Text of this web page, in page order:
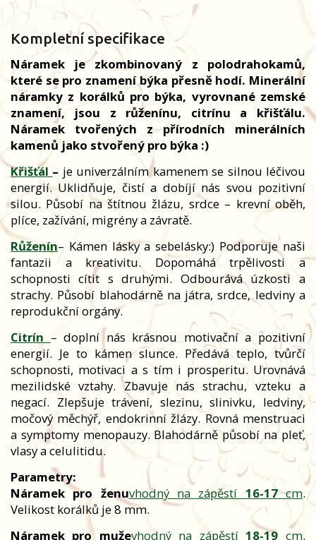
Kompletní specifikace
Náramek je zkombinovaný z polodrahokamů,
které se pro znamení býka přesně hodí. Minerální
náramky z korálků pro býka, vyrovnané zemské
znamení, jsou z růženínu, citrínu a křišťálu.
Náramek tvořených z přírodních minerálních
kamenů jako stvořený pro býka :)
Křišťál – je univerzálním kamenem se silnou léčivou
energií. Uklidňuje, čistí a dobíjí nás svou pozitivní
silou. Působí na štítnou žlázu, srdce – krevní oběh,
plíce, zažívání, migrény a závratě.
Růženín– Kámen lásky a sebelásky:) Podporuje naši
fantazii a kreativitu. Dopomáhá trpělivosti a
schopnosti cítit s druhými. Odbourává úzkosti a
strachy. Působí blahodárně na játra, srdce, ledviny a
reprodukční orgány.
Citrín – doplní nás krásnou motivační a pozitivní
energií. Je to kámen slunce. Předává teplo, tvůrčí
schopnosti, motivaci a s tím i prosperitu. Urovnává
mezilidské vztahy. Zbavuje nás strachu, vzteku a
negací. Zlepšuje trávení, slezinu, slinivku, ledviny,
močový měchýř, endokrinní žlázy. Rovná menstruaci
a symptomy menopauzy. Blahodárně působí na pleť,
vlasy a celulitidu.
Parametry:
Náramek pro ženuvhodný na zápěstí 16-17cm.
Velikost korálků je 8 mm.
Náramek pro muževhodný na zápěstí18-19 cm.